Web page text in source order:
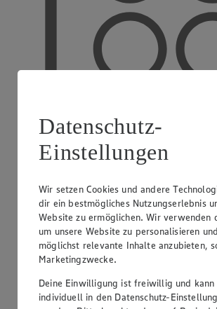
Datenschutz-
Einstellungen
Wir setzen Cookies und andere
dir ein bestmögliches Nutzungserlebnis
Website zu ermöglichen. Wir verwenden
um unsere Website zu personalisieren
möglichst relevante Inhalte anzubieten,
Marketingzwecke.
Deine Einwilligung ist freiwillig und kann
individuell in den Datenschutz-